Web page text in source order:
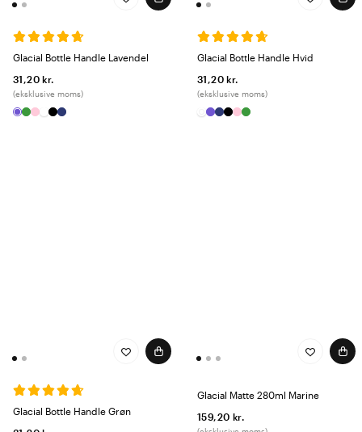
Glacial Bottle Handle Lavendel
31,20 kr.
(eksklusive moms)
Glacial Bottle Handle Hvid
31,20 kr.
(eksklusive moms)
Glacial Bottle Handle Grøn
Glacial Matte 280ml Marine
159,20 kr.